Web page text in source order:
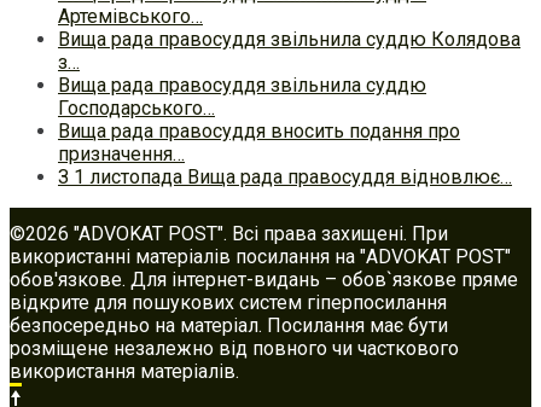
Артемівського…
Вища рада правосуддя звільнила суддю Колядова
з…
Вища рада правосуддя звільнила суддю
Господарського…
Вища рада правосуддя вносить подання про
призначення…
З 1 листопада Вища рада правосуддя відновлює…
©2026 "ADVOKAT POST". Всі права захищені. При
використанні матеріалів посилання на "ADVOKAT POST"
обов'язкове. Для інтернет-видань – обов`язкове пряме
відкрите для пошукових систем гіперпосилання
безпосередньо на матеріал. Посилання має бути
розміщене незалежно від повного чи часткового
використання матеріалів.